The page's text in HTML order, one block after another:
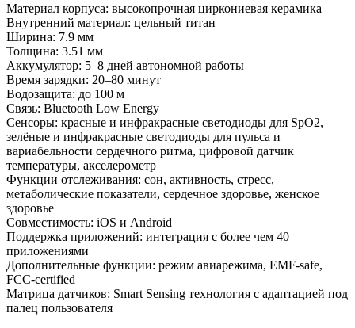
Материал корпуса: высокопрочная циркониевая керамика
Внутренний материал: цельный титан
Ширина: 7.9 мм
Толщина: 3.51 мм
Аккумулятор: 5–8 дней автономной работы
Время зарядки: 20–80 минут
Водозащита: до 100 м
Связь: Bluetooth Low Energy
Сенсоры: красные и инфракрасные светодиоды для SpO2,
зелёные и инфракрасные светодиоды для пульса и
вариабельности сердечного ритма, цифровой датчик
температуры, акселерометр
Функции отслеживания: сон, активность, стресс,
метаболические показатели, сердечное здоровье, женское
здоровье
Совместимость: iOS и Android
Поддержка приложений: интеграция с более чем 40
приложениями
Дополнительные функции: режим авиарежима, EMF-safe,
FCC-certified
Матрица датчиков: Smart Sensing технология с адаптацией под
палец пользователя